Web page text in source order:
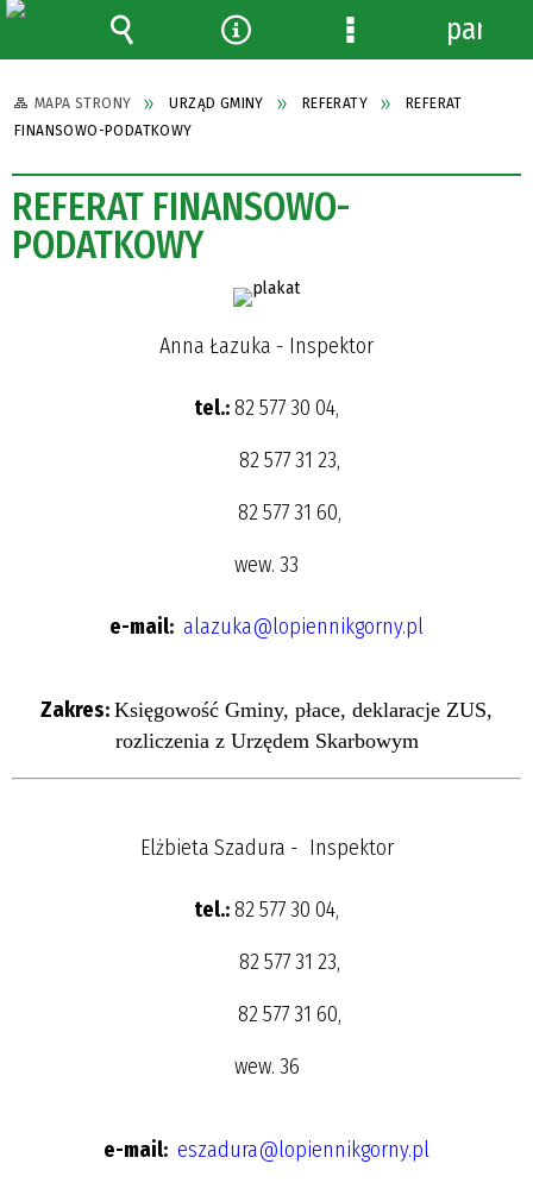
MAPA STRONY URZĄD GMINY REFERATY
REFERAT
FINANSOWO-PODATKOWY
REFERAT FINANSOWO-
PODATKOWY
Anna Łazuka - Inspektor
tel.: 82 577 30 04,
82 577 31 23,
82 577 31 60,
wew. 33
e-mail: alazuka@lopiennikgorny.pl
Zakres: Księgowość Gminy, płace, deklaracje ZUS,
rozliczenia z Urzędem Skarbowym
Elżbieta Szadura - Inspektor
tel.: 82 577 30 04,
82 577 31 23,
82 577 31 60,
wew. 36
e-mail: eszadura@lopiennikgorny.pl
WyszukiwarkaNarzędziaMenu
szczegółowe
panel